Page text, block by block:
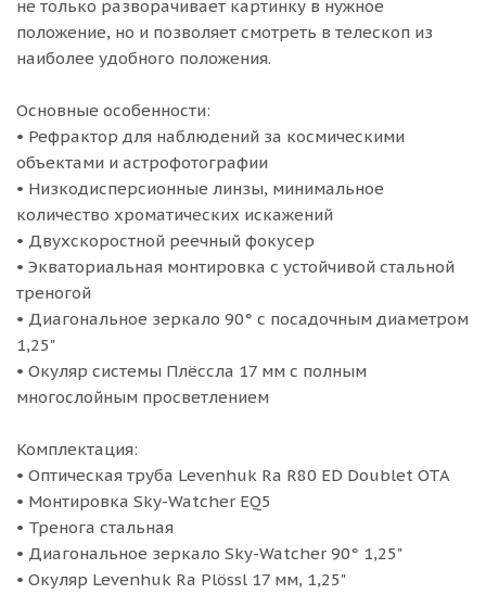
не только разворачивает картинку в нужное
положение, но и позволяет смотреть в телескоп из
наиболее удобного положения.
Основные особенности:
• Рефрактор для наблюдений за космическими
объектами и астрофотографии
• Низкодисперсионные линзы, минимальное
количество хроматических искажений
• Двухскоростной реечный фокусер
• Экваториальная монтировка с устойчивой стальной
треногой
• Диагональное зеркало 90° с посадочным диаметром
1,25"
• Окуляр системы Плёссла 17 мм с полным
многослойным просветлением
Комплектация:
• Оптическая труба Levenhuk Ra R80 ED Doublet OTA
• Монтировка Sky-Watcher EQ5
• Тренога стальная
• Диагональное зеркало Sky-Watcher 90° 1,25"
• Окуляр Levenhuk Ra Plössl 17 мм, 1,25"